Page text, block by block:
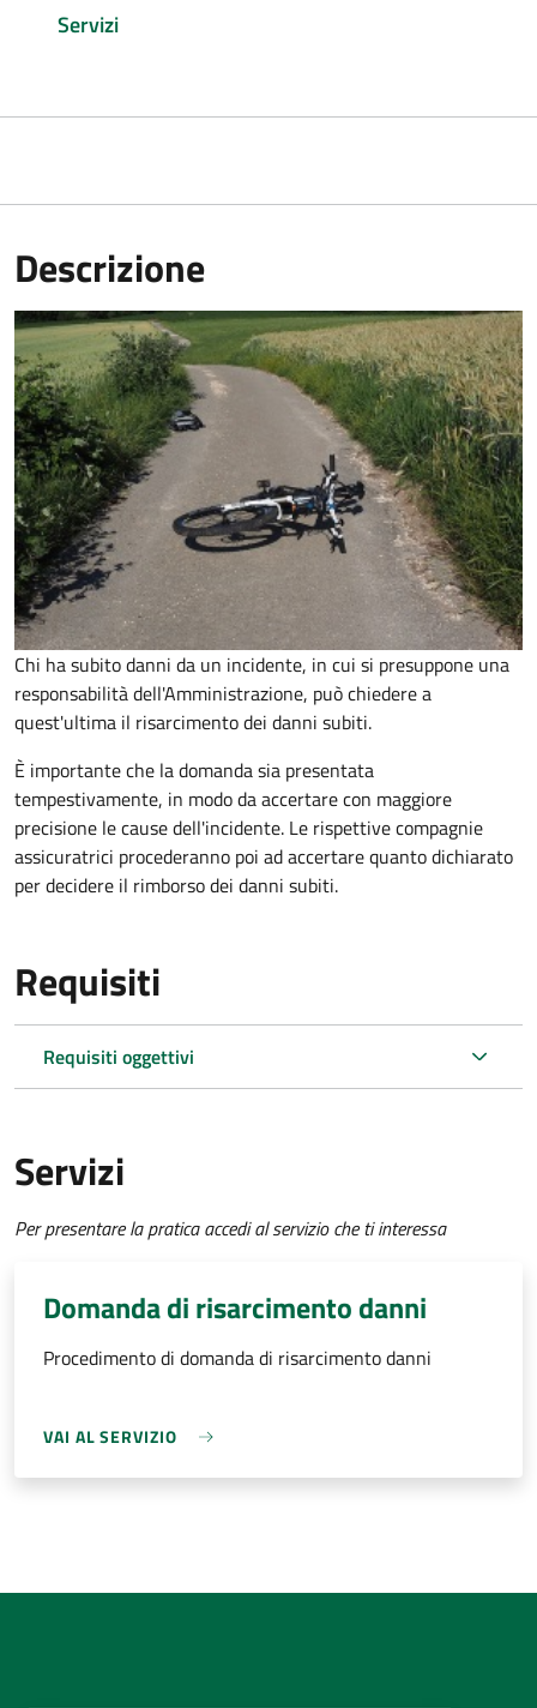
Servizi
Descrizione
Chi ha subito danni da un incidente, in cui si presuppone una
responsabilità dell'Amministrazione, può chiedere a
quest'ultima il risarcimento dei danni subiti.
È importante che la domanda sia presentata
tempestivamente, in modo da accertare con maggiore
precisione le cause dell'incidente. Le rispettive compagnie
assicuratrici procederanno poi ad accertare quanto dichiarato
per decidere il rimborso dei danni subiti.
Requisiti
Requisiti oggettivi
Servizi
Per presentare la pratica accedi al servizio che ti interessa
Domanda di risarcimento danni
Procedimento di domanda di risarcimento danni
VAI AL SERVIZIO